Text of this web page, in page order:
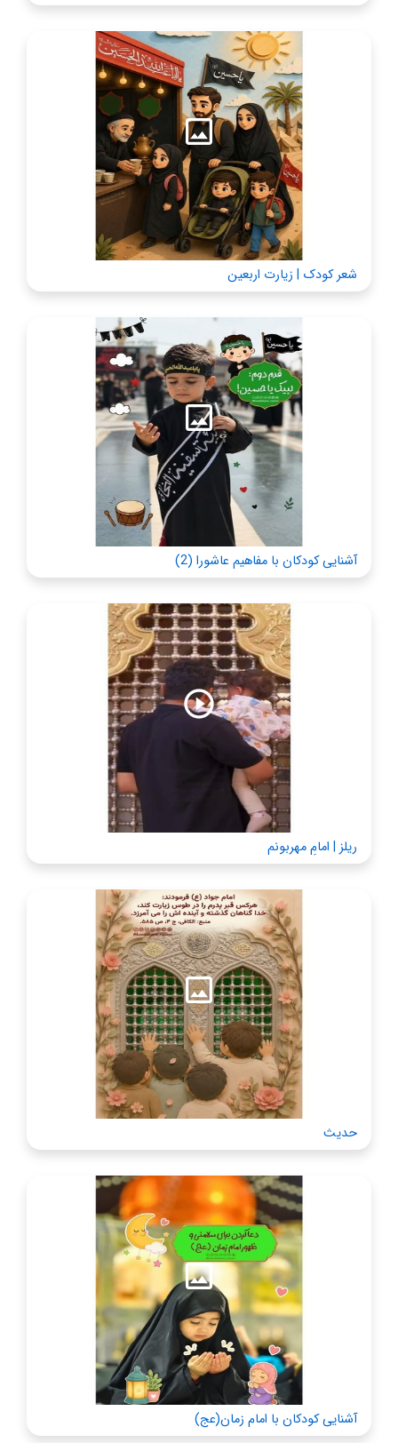
شعر کودک | زیارت اربعین
آشنایی کودکان با مفاهیم عاشورا (2)
ریلز | امام‌ِ مهربونم
حدیث
آشنایی کودکان با امام زمان(عج)